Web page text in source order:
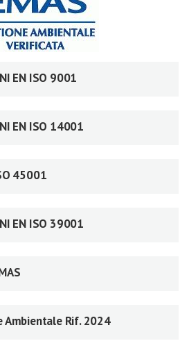
EN ISO 9001
EN ISO 14001
45001
EN ISO 39001
Ambientale Rif. 2024